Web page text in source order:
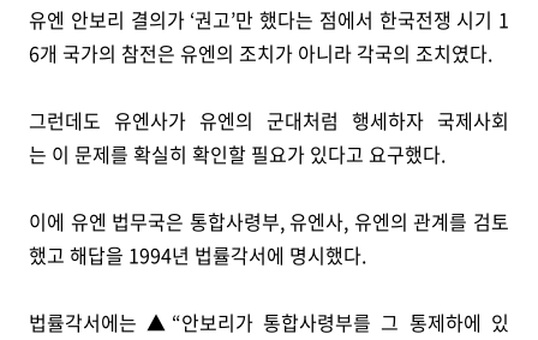
유엔 안보리 결의가 ‘권고’만 했다는 점에서 한국전쟁 시기 1
6개 국가의 참전은 유엔의 조치가 아니라 각국의 조치였다.
그런데도 유엔사가 유엔의 군대처럼 행세하자 국제사회
는 이 문제를 확실히 확인할 필요가 있다고 요구했다.
이에 유엔 법무국은 통합사령부, 유엔사, 유엔의 관계를 검토
했고 해답을 1994년 법률각서에 명시했다.
법률각서에는 ▲“안보리가 통합사령부를 그 통제하에 있